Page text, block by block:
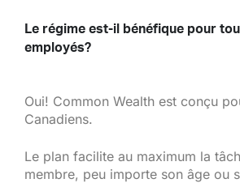
Le régime est-il bénéfique pour
employés?
Oui! Common Wealth est conçu
Canadiens.
Le plan facilite au maximum la
membre, peu importe son âge ou